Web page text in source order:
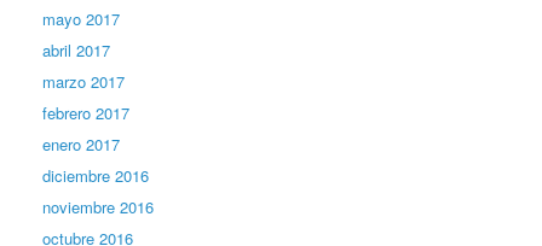
mayo 2017
abril 2017
marzo 2017
febrero 2017
enero 2017
diciembre 2016
noviembre 2016
octubre 2016